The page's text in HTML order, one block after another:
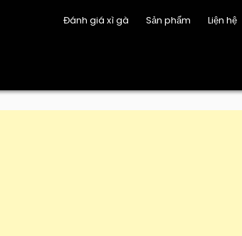
Đánh giá xì gà Sản phẩm Liện hệ